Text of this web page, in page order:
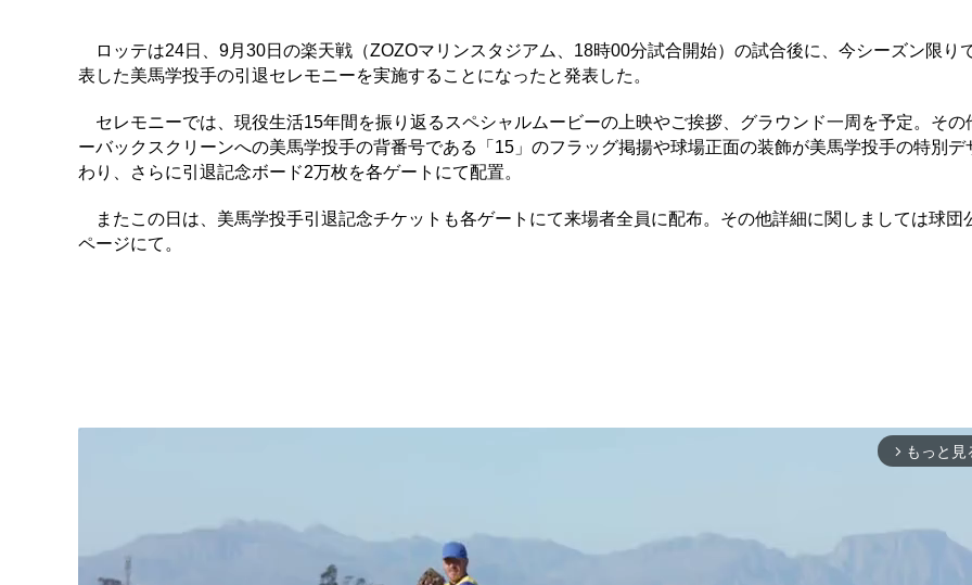
ロッテは24日、9月30日の楽天戦（ZOZOマリンスタジアム、18時00分試合開始）の試合後に、今シーズン限り
表した美馬学投手の引退セレモニーを実施することになったと発表した。
セレモニーでは、現役生活15年間を振り返るスペシャルムービーの上映やご挨拶、グラウンド一周を予定。その
ーバックスクリーンへの美馬学投手の背番号である「15」のフラッグ掲揚や球場正面の装飾が美馬学投手の特別デ
わり、さらに引退記念ボード2万枚を各ゲートにて配置。
またこの日は、美馬学投手引退記念チケットも各ゲートにて来場者全員に配布。その他詳細に関しましては球団
ページにて。
arrow_forward_ios もっと見